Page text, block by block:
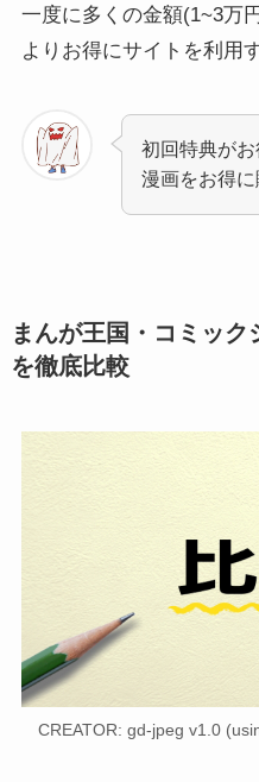
一度に多くの金額(1~3万
よりお得にサイトを利用
初回特典が
漫画をお得に
まんが王国・コミッ
を徹底比較
CREATOR: gd-jpeg v1.0